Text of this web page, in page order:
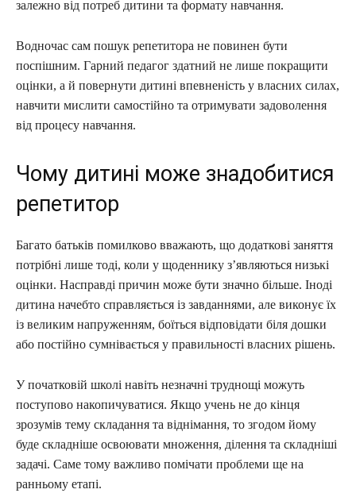
залежно від потреб дитини та формату навчання.
Водночас сам пошук репетитора не повинен бути
поспішним. Гарний педагог здатний не лише покращити
оцінки, а й повернути дитині впевненість у власних силах,
навчити мислити самостійно та отримувати задоволення
від процесу навчання.
Чому дитині може знадобитися
репетитор
Багато батьків помилково вважають, що додаткові заняття
потрібні лише тоді, коли у щоденнику з’являються низькі
оцінки. Насправді причин може бути значно більше. Іноді
дитина начебто справляється із завданнями, але виконує їх
із великим напруженням, боїться відповідати біля дошки
або постійно сумнівається у правильності власних рішень.
У початковій школі навіть незначні труднощі можуть
поступово накопичуватися. Якщо учень не до кінця
зрозумів тему складання та віднімання, то згодом йому
буде складніше освоювати множення, ділення та складніші
задачі. Саме тому важливо помічати проблеми ще на
ранньому етапі.